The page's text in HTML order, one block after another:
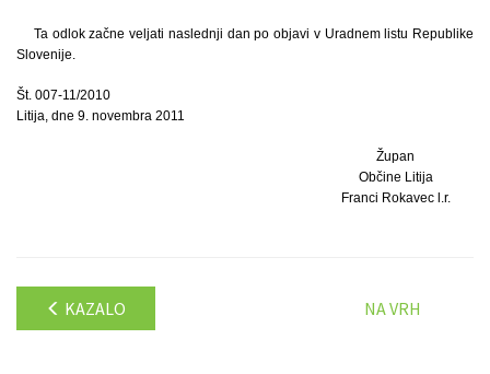
Ta odlok začne veljati naslednji dan po objavi v Uradnem listu Republike
Slovenije.
Št. 007-11/2010
Litija, dne 9. novembra 2011
Župan
Občine Litija
Franci Rokavec l.r.
KAZALO NA VRH